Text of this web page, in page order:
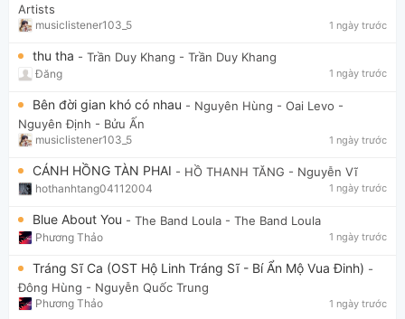
Artists
musiclistener103_5 1 ngày trước
thu tha - Trần Duy Khang - Trần Duy Khang
Đăng 1 ngày trước
Bên đời gian khó có nhau - Nguyên Hùng - Oai Levo -
Nguyên Định - Bửu Ấn
musiclistener103_5 1 ngày trước
CÁNH HỒNG TÀN PHAI - HỒ THANH TĂNG - Nguyễn Vĩ
hothanhtang04112004 1 ngày trước
Blue About You - The Band Loula - The Band Loula
Phương Thảo 1 ngày trước
Tráng Sĩ Ca (OST Hộ Linh Tráng Sĩ - Bí Ẩn Mộ Vua Đinh) -
Đông Hùng - Nguyễn Quốc Trung
Phương Thảo 1 ngày trước